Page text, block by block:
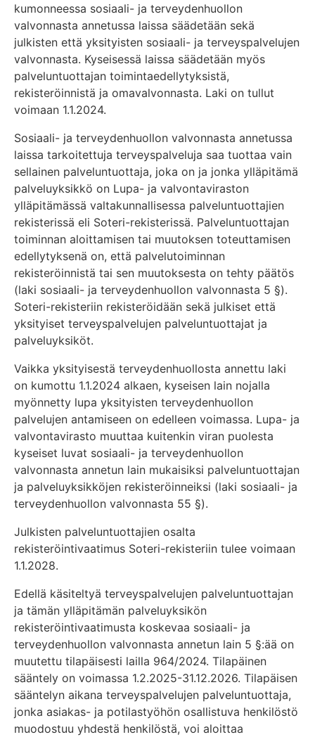
kumonneessa sosiaali- ja terveydenhuollon
valvonnasta annetussa laissa säädetään sekä
julkisten että yksityisten sosiaali- ja terveyspalvelujen
valvonnasta. Kyseisessä laissa säädetään myös
palveluntuottajan toimintaedellytyksistä,
rekisteröinnistä ja omavalvonnasta. Laki on tullut
voimaan 1.1.2024.
Sosiaali- ja terveydenhuollon valvonnasta annetussa
laissa tarkoitettuja terveyspalveluja saa tuottaa vain
sellainen palveluntuottaja, joka on ja jonka ylläpitämä
palveluyksikkö on Lupa- ja valvontaviraston
ylläpitämässä valtakunnallisessa palveluntuottajien
rekisterissä eli Soteri-rekisterissä. Palveluntuottajan
toiminnan aloittamisen tai muutoksen toteuttamisen
edellytyksenä on, että palvelutoiminnan
rekisteröinnistä tai sen muutoksesta on tehty päätös
(laki sosiaali- ja terveydenhuollon valvonnasta 5 §).
Soteri-rekisteriin rekisteröidään sekä julkiset että
yksityiset terveyspalvelujen palveluntuottajat ja
palveluyksiköt.
Vaikka yksityisestä terveydenhuollosta annettu laki
on kumottu 1.1.2024 alkaen, kyseisen lain nojalla
myönnetty lupa yksityisten terveydenhuollon
palvelujen antamiseen on edelleen voimassa. Lupa- ja
valvontavirasto muuttaa kuitenkin viran puolesta
kyseiset luvat sosiaali- ja terveydenhuollon
valvonnasta annetun lain mukaisiksi palveluntuottajan
ja palveluyksikköjen rekisteröinneiksi (laki sosiaali- ja
terveydenhuollon valvonnasta 55 §).
Julkisten palveluntuottajien osalta
rekisteröintivaatimus Soteri-rekisteriin tulee voimaan
1.1.2028.
Edellä käsiteltyä terveyspalvelujen palveluntuottajan
ja tämän ylläpitämän palveluyksikön
rekisteröintivaatimusta koskevaa sosiaali- ja
terveydenhuollon valvonnasta annetun lain 5 §:ää on
muutettu tilapäisesti lailla 964/2024. Tilapäinen
sääntely on voimassa 1.2.2025-31.12.2026. Tilapäisen
sääntelyn aikana terveyspalvelujen palveluntuottaja,
jonka asiakas- ja potilastyöhön osallistuva henkilöstö
muodostuu yhdestä henkilöstä, voi aloittaa